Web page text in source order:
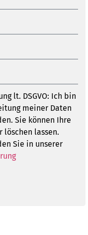
lt. DSGVO: Ich bin
meiner Daten
Sie können Ihre
lassen.
Sie in unserer